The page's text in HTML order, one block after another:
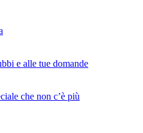
e alle tue domande
che non c’è più